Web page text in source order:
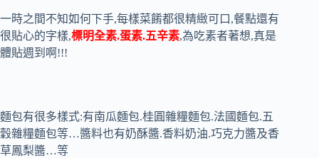
一時之間不知如何下手,每樣菜餚都很精緻可口,餐點還有
很貼心的字樣,標明全素.蛋素.五辛素,為吃素者著想,真是
體貼週到啊!!!
麵包有很多樣式:有南瓜麵包.桂圓雜糧麵包.法國麵包.五
穀雜糧麵包等…醬料也有奶酥醬.香料奶油.巧克力醬及香
草鳳梨醬…等